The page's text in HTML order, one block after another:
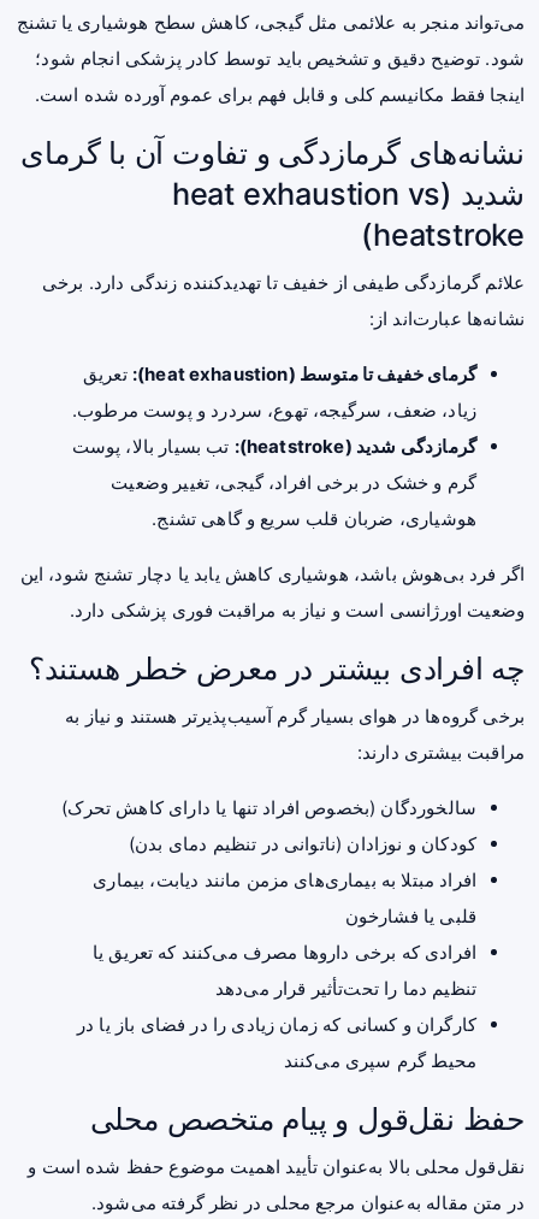
می‌تواند منجر به علائمی مثل گیجی، کاهش سطح هوشیاری یا تشنج
شود. توضیح دقیق و تشخیص باید توسط کادر پزشکی انجام شود؛
اینجا فقط مکانیسم کلی و قابل فهم برای عموم آورده شده است.
نشانه‌های گرمازدگی و تفاوت آن با گرمای
شدید (heat exhaustion vs
heatstroke)
علائم گرمازدگی طیفی از خفیف تا تهدیدکننده زندگی دارد. برخی
نشانه‌ها عبارت‌اند از:
گرمای خفیف تا متوسط (heat exhaustion):
تعریق
زیاد، ضعف، سرگیجه، تهوع، سردرد و پوست مرطوب.
گرمازدگی شدید (heatstroke):
تب بسیار بالا، پوست
گرم و خشک در برخی افراد، گیجی، تغییر وضعیت
هوشیاری، ضربان قلب سریع و گاهی تشنج.
اگر فرد بی‌هوش باشد، هوشیاری کاهش یابد یا دچار تشنج شود، این
وضعیت اورژانسی است و نیاز به مراقبت فوری پزشکی دارد.
چه افرادی بیشتر در معرض خطر هستند؟
برخی گروه‌ها در هوای بسیار گرم آسیب‌پذیرتر هستند و نیاز به
مراقبت بیشتری دارند:
سالخوردگان (بخصوص افراد تنها یا دارای کاهش تحرک)
کودکان و نوزادان (ناتوانی در تنظیم دمای بدن)
افراد مبتلا به بیماری‌های مزمن مانند دیابت، بیماری
قلبی یا فشارخون
افرادی که برخی داروها مصرف می‌کنند که تعریق یا
تنظیم دما را تحت‌تأثیر قرار می‌دهد
کارگران و کسانی که زمان زیادی را در فضای باز یا در
محیط گرم سپری می‌کنند
حفظ نقل‌قول و پیام متخصص محلی
نقل‌قول محلی بالا به‌عنوان تأیید اهمیت موضوع حفظ شده است و
در متن مقاله به‌عنوان مرجع محلی در نظر گرفته می‌شود.